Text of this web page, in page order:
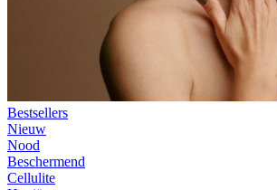
Bestsellers
Nieuw
Nood
Beschermend
Cellulite